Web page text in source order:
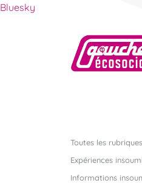
Bluesky
Toutes les rubriques
Expériences
Informations